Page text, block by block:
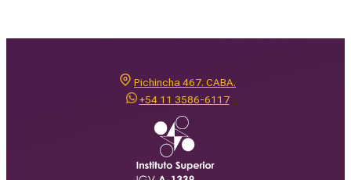
Pichincha 467. CABA.
+54 11 3586-6117